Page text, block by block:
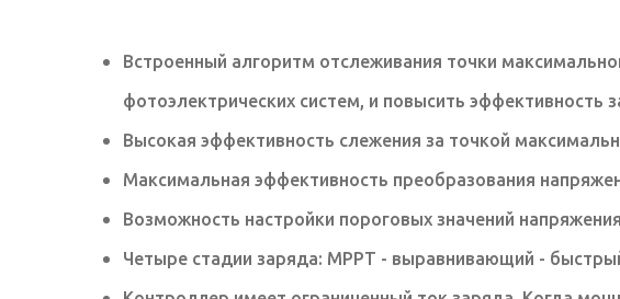
Встроенный алгоритм отслеживания точки
фотоэлектрических систем, и повысить
Высокая эффективность слежения за точкой
Максимальная эффективность преобразования
Возможность настройки пороговых значений
Четыре стадии заряда: MPPT - выравнивающий -